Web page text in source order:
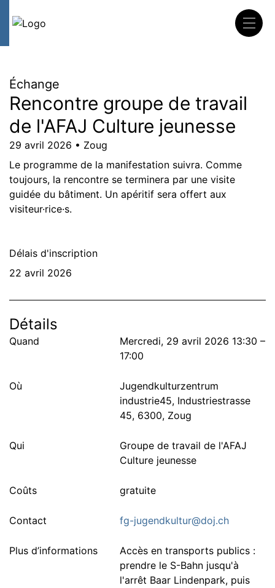
Échange
Rencontre groupe de travail
de l'AFAJ Culture jeunesse
29 avril 2026 • Zoug
Le programme de la manifestation suivra. Comme
toujours, la rencontre se terminera par une visite
guidée du bâtiment. Un apéritif sera offert aux
visiteur·rice·s.
Délais d'inscription
22 avril 2026
Détails
Quand
Mercredi, 29 avril 2026 13:30 –
17:00
Où
Jugendkulturzentrum
industrie45, Industriestrasse
45, 6300, Zoug
Qui
Groupe de travail de l'AFAJ
Culture jeunesse
Coûts gratuite
Contact fg-jugendkultur@doj.ch
Plus d’informations
Accès en transports publics :
prendre le S-Bahn jusqu'à
l'arrêt Baar Lindenpark, puis